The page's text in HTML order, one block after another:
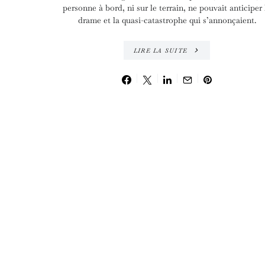
personne à bord, ni sur le terrain, ne pouvait anticiper
drame et la quasi-catastrophe qui s’annonçaient.
LIRE LA SUITE